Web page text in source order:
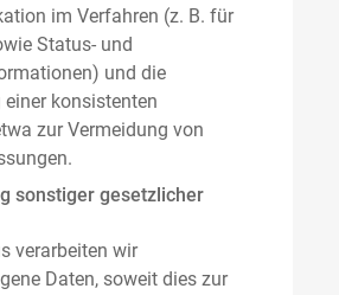
im Verfahren (z. B. für
Status- und
und die
konsistenten
zur Vermeidung von
sonstiger gesetzlicher
verarbeiten wir
Daten, soweit dies zur